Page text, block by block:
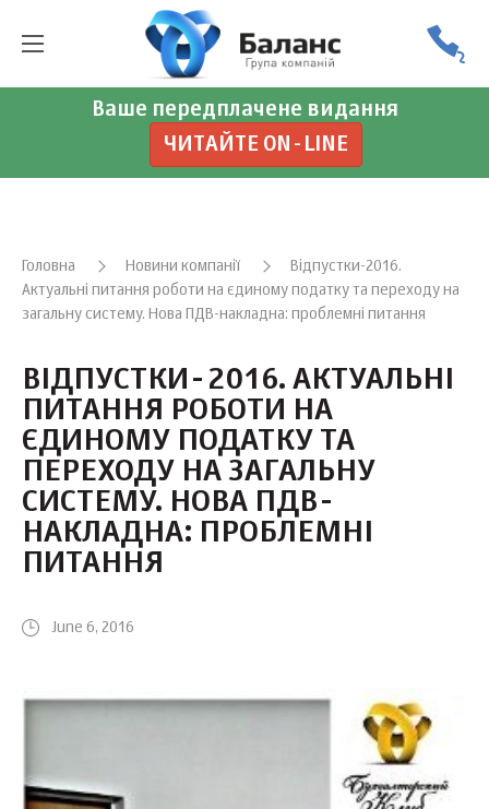
Ваше передплачене видання
ЧИТАЙТЕ ON-LINE
Головна Новини компанії
Відпустки-2016.
Актуальні питання роботи на єдиному податку та переходу на
загальну систему. Нова ПДВ-накладна: проблемні питання
ВІДПУСТКИ-2016. АКТУАЛЬНІ
ПИТАННЯ РОБОТИ НА
ЄДИНОМУ ПОДАТКУ ТА
ПЕРЕХОДУ НА ЗАГАЛЬНУ
СИСТЕМУ. НОВА ПДВ-
НАКЛАДНА: ПРОБЛЕМНІ
ПИТАННЯ
June 6, 2016